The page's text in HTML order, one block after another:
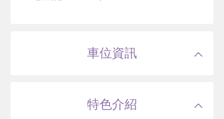
車位資訊
特色介紹